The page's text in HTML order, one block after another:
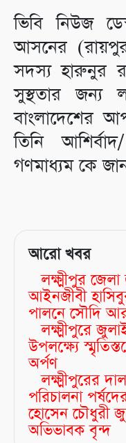
ভিবি নিউজ
আসনের
সদস্য হারুনুর
সুস্থতার জন্য
বাংলাদেশের
তিনি
গণমাধ্যম কে
আরো খবর
লক্ষ্মীপুর
আইনজীবী
পালনে সৌদি
লক্ষ্মীপুরে
উপলক্ষ্যে
অর্পণ
লক্ষ্মীপুরের
পরিচালনা
হোসেন চৌধুরী
অভিভাবক বৃন্দ